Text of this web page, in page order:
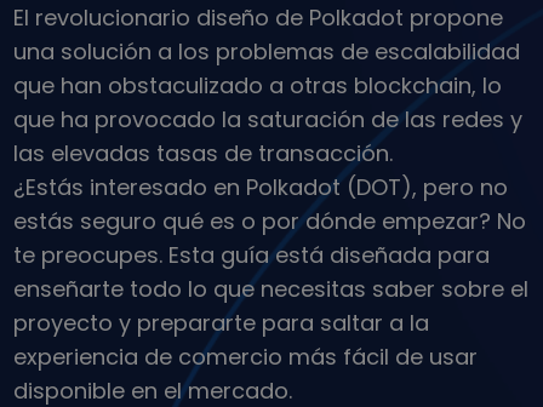
Bóveda
Compra recurrente
Inversiones programadas regularmente (DCA)
Alertas de precios
Actualizaciones de precios a tiempo real para tus tokens
favoritos
Explorar activos
Descubre oportunidades de inversión
Análisis de cartera
Perspectiva inteligente para un rendimiento óptimo
El revolucionario diseño de Polkadot propone
una solución a los problemas de escalabilidad
que han obstaculizado a otras blockchain, lo
que ha provocado la saturación de las redes y
las elevadas tasas de transacción.
¿Estás interesado en Polkadot (DOT), pero no
estás seguro qué es o por dónde empezar? No
te preocupes. Esta guía está diseñada para
enseñarte todo lo que necesitas saber sobre el
proyecto y prepararte para saltar a la
experiencia de comercio más fácil de usar
disponible en el mercado.